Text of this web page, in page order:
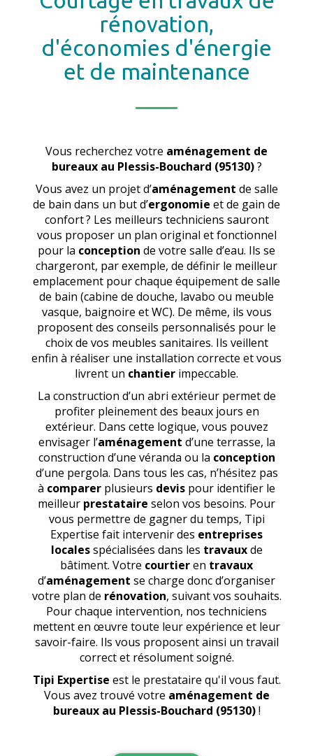
rénovation,
d'économies d'énergie
et de maintenance
Vous recherchez votre aménagement de
bureaux au Plessis-Bouchard (95130) ?
Vous avez un projet d’aménagement de salle
de bain dans un but d’ergonomie et de gain de
confort ? Les meilleurs techniciens sauront
vous proposer un plan original et fonctionnel
pour la conception de votre salle d’eau. Ils se
chargeront, par exemple, de définir le meilleur
emplacement pour chaque équipement de salle
de bain (cabine de douche, lavabo ou meuble
vasque, baignoire et WC). De même, ils vous
proposent des conseils personnalisés pour le
choix de vos meubles sanitaires. Ils veillent
enfin à réaliser une installation correcte et vous
livrent un chantier impeccable.
La construction d’un abri extérieur permet de
profiter pleinement des beaux jours en
extérieur. Dans cette logique, vous pouvez
envisager l’aménagement d’une terrasse, la
construction d’une véranda ou la conception
d’une pergola. Dans tous les cas, n’hésitez pas
à comparer plusieurs devis pour identifier le
meilleur prestataire selon vos besoins. Pour
vous permettre de gagner du temps, Tipi
Expertise fait intervenir des entreprises
localesspécialisées dans les travauxde
bâtiment. Votre courtieren travaux
d’aménagement se charge donc d’organiser
votre plan de rénovation, suivant vos souhaits.
Pour chaque intervention, nos techniciens
mettent en œuvre toute leur expérience et leur
savoir-faire. Ils vous proposent ainsi un travail
correct et résolument soigné.
Tipi Expertise est le prestataire qu'il vous faut.
Vous avez trouvé votre aménagement de
bureaux au Plessis-Bouchard (95130)!